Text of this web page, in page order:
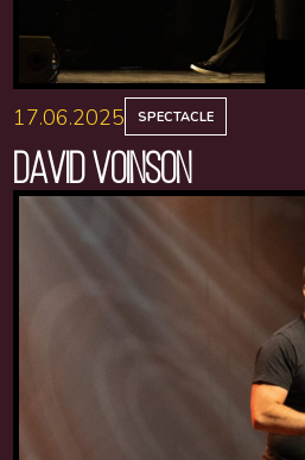
17.06.2025 SPECTACLE
DAVID VOINSON